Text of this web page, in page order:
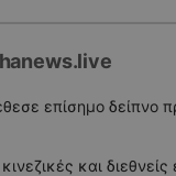
επίσημο δείπνο
και